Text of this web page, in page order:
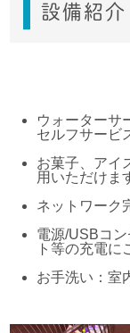
設備紹介
ウォーターサ
セルフサービ
お菓子、アイ
用いただけま
ネットワーク
電源/USBコ
ト等の充電に
お手洗い：室